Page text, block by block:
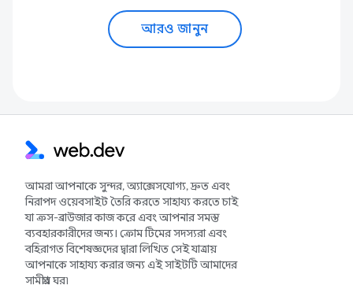
আরও জানুন
আমরা আপনাকে সুন্দর, অ্যাক্সেসযোগ্য, দ্রুত এবং
নিরাপদ ওয়েবসাইট তৈরি করতে সাহায্য করতে চাই
যা ক্রস-ব্রাউজার কাজ করে এবং আপনার সমস্ত
ব্যবহারকারীদের জন্য। ক্রোম টিমের সদস্যরা এবং
বহিরাগত বিশেষজ্ঞদের দ্বারা লিখিত সেই যাত্রায়
আপনাকে সাহায্য করার জন্য এই সাইটটি আমাদের
সামগ্রীর ঘর৷